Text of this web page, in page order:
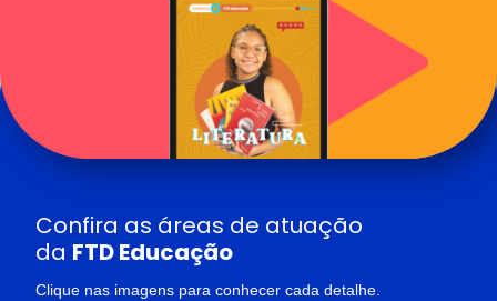
Confira as áreas de atuação
da FTD Educação
Clique nas imagens para conhecer cada detalhe.